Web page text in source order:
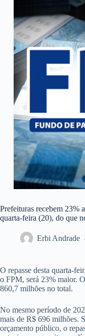
Prefeituras recebem 23%
quarta-feira (20), do que
Erbi Andrade
O repasse desta quarta-
o FPM, será 23% maior.
860,7 milhões no total.
No mesmo período de
mais de R$ 696 milhões.
orçamento público, o